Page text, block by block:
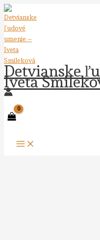
Preskočiť
na
obsah
Detvianske
Iveta